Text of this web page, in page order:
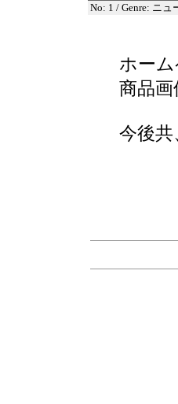
No: 1 / Genre: ニ
ホー
商品
今後